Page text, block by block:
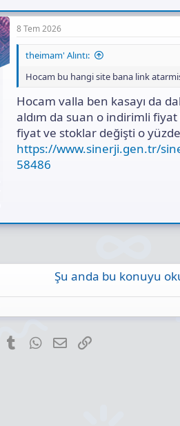
8 Tem 2026
theimam' Alıntı:
Hocam bu hangi site bana link
Hocam valla ben kasayı da
aldım da suan o indirimli
fiyat ve stoklar değişti o
https://www.sinerji.gen.tr/
58486
Şu anda bu konuyu
PinterestTumblrWhatsApp
E-posta